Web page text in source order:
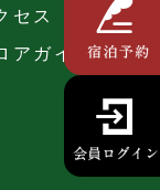
セス
アガイド